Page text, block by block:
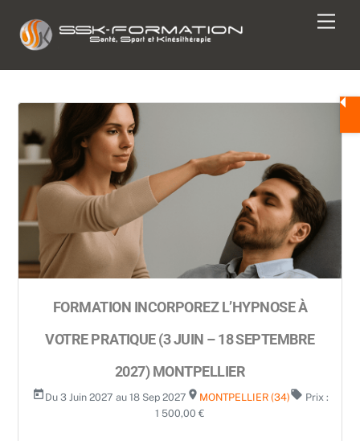
content
FORMATION INCORPOREZ L’HYPNOSE À
VOTRE PRATIQUE (3 JUIN – 18 SEPTEMBRE
2027) MONTPELLIER
today Du 3 Juin 2027 au 18 Sep 2027 room MONTPELLIER (34)local_offer Prix :
1 500,00 €